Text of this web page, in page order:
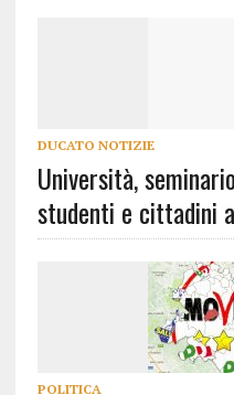
DUCATO NOTIZIE
Università,
studenti e cittadini
POLITICA